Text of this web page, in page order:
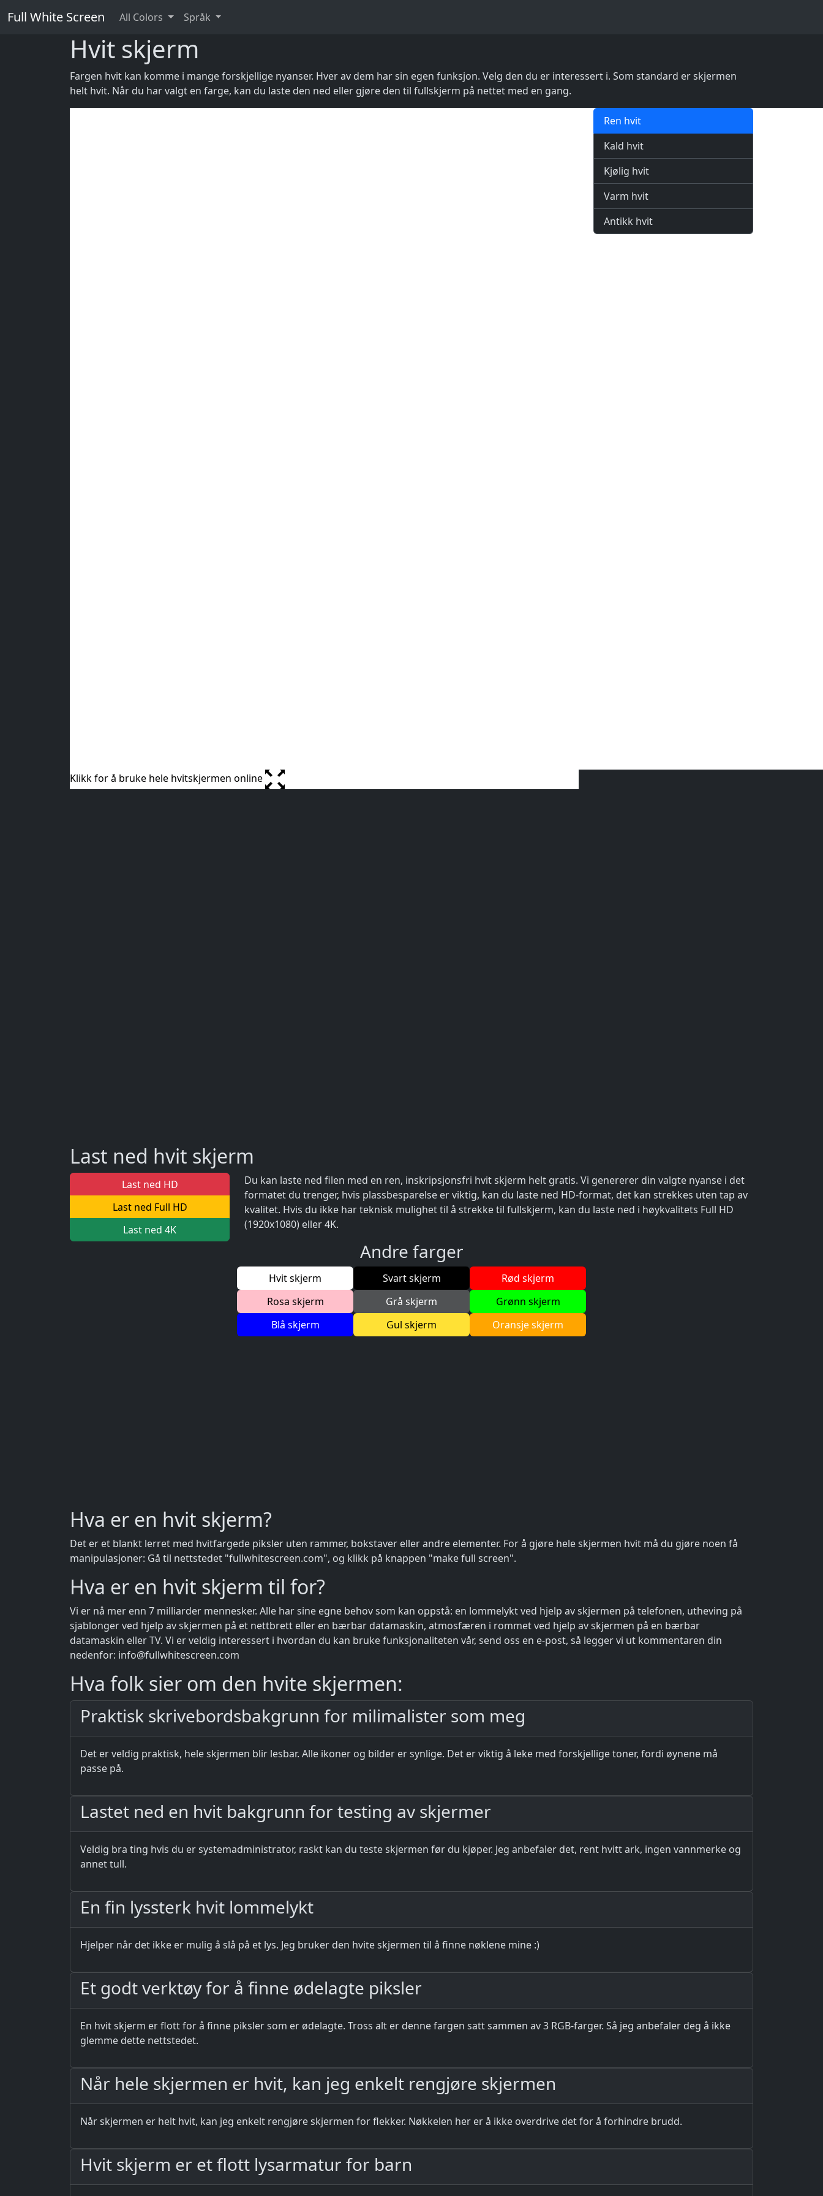
Full White Screen All Colors Språk
Hvit skjerm
Fargen hvit kan komme i mange forskjellige nyanser. Hver av dem har sin egen funksjon. Velg den du er interessert i. Som standard er skjermen
helt hvit. Når du har valgt en farge, kan du laste den ned eller gjøre den til fullskjerm på nettet med en gang.
Klikk for å bruke hele hvitskjermen online
Ren hvit
Kald hvit
Kjølig hvit
Varm hvit
Antikk hvit
Last ned hvit skjerm
Last ned HD
Last ned Full HD
Last ned 4K
Du kan laste ned filen med en ren, inskripsjonsfri hvit skjerm helt gratis. Vi genererer din valgte nyanse i det
formatet du trenger, hvis plassbesparelse er viktig, kan du laste ned HD-format, det kan strekkes uten tap av
kvalitet. Hvis du ikke har teknisk mulighet til å strekke til fullskjerm, kan du laste ned i høykvalitets Full HD
(1920x1080) eller 4K.
Andre farger
Hvit skjerm Svart skjerm
Rød skjerm
Rosa skjerm
Grå skjerm
Grønn skjerm
Blå skjerm
Gul skjerm Oransje skjerm
Hva er en hvit skjerm?
Det er et blankt lerret med hvitfargede piksler uten rammer, bokstaver eller andre elementer. For å gjøre hele skjermen hvit må du gjøre noen få
manipulasjoner: Gå til nettstedet "fullwhitescreen.com", og klikk på knappen "make full screen".
Hva er en hvit skjerm til for?
Vi er nå mer enn 7 milliarder mennesker. Alle har sine egne behov som kan oppstå: en lommelykt ved hjelp av skjermen på telefonen, utheving på
sjablonger ved hjelp av skjermen på et nettbrett eller en bærbar datamaskin, atmosfæren i rommet ved hjelp av skjermen på en bærbar
datamaskin eller TV. Vi er veldig interessert i hvordan du kan bruke funksjonaliteten vår, send oss en e-post, så legger vi ut kommentaren din
nedenfor: info@fullwhitescreen.com
Hva folk sier om den hvite skjermen:
Praktisk skrivebordsbakgrunn for milimalister som meg
Det er veldig praktisk, hele skjermen blir lesbar. Alle ikoner og bilder er synlige. Det er viktig å leke med forskjellige toner, fordi øynene må
passe på.
Lastet ned en hvit bakgrunn for testing av skjermer
Veldig bra ting hvis du er systemadministrator, raskt kan du teste skjermen før du kjøper. Jeg anbefaler det, rent hvitt ark, ingen vannmerke og
annet tull.
En fin lyssterk hvit lommelykt
Hjelper når det ikke er mulig å slå på et lys. Jeg bruker den hvite skjermen til å finne nøklene mine :)
Et godt verktøy for å finne ødelagte piksler
En hvit skjerm er flott for å finne piksler som er ødelagte. Tross alt er denne fargen satt sammen av 3 RGB-farger. Så jeg anbefaler deg å ikke
glemme dette nettstedet.
Når hele skjermen er hvit, kan jeg enkelt rengjøre skjermen
Når skjermen er helt hvit, kan jeg enkelt rengjøre skjermen for flekker. Nøkkelen her er å ikke overdrive det for å forhindre brudd.
Hvit skjerm er et flott lysarmatur for barn